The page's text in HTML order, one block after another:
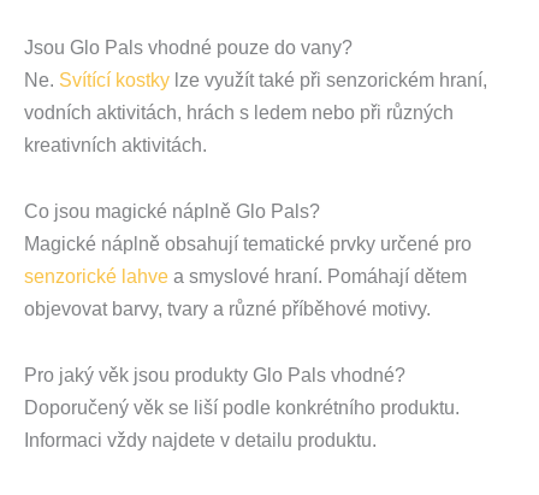
Jsou Glo Pals vhodné pouze do vany?
Ne. Svítící kostky lze využít také při senzorickém hraní,
vodních aktivitách, hrách s ledem nebo při různých
kreativních aktivitách.
Co jsou magické náplně Glo Pals?
Magické náplně obsahují tematické prvky určené pro
senzorické lahve a smyslové hraní. Pomáhají dětem
objevovat barvy, tvary a různé příběhové motivy.
Pro jaký věk jsou produkty Glo Pals vhodné?
Doporučený věk se liší podle konkrétního produktu.
Informaci vždy najdete v detailu produktu.